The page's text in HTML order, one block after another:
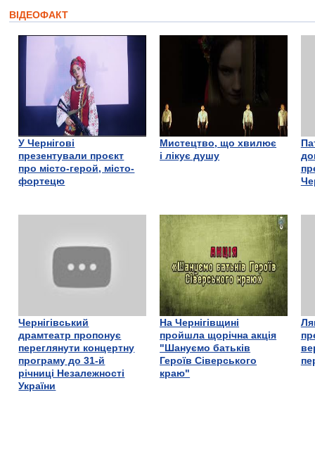
ВІДЕОФАКТ
У Чернігові
презентували проєкт
про місто-герой, місто-
фортецю
Мистецтво, що хвилює
і лікує душу
Чернігівський
драмтеатр пропонує
переглянути концертну
програму до 31-й
річниці Незалежності
України
На Чернігівщині
пройшла щорічна акція
"Шануємо батьків
Героїв Сіверського
краю"